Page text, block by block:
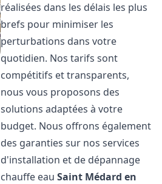
réalisées dans les délais les plus
brefs pour minimiser les
perturbations dans votre
quotidien. Nos tarifs sont
compétitifs et transparents,
nous vous proposons des
solutions adaptées à votre
budget. Nous offrons également
des garanties sur nos services
d'installation et de dépannage
chauffe eauSaint Médard en